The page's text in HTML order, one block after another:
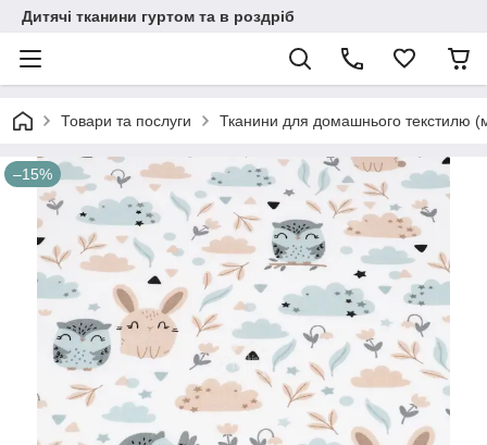
Дитячі тканини гуртом та в роздріб
Товари та послуги Тканини для домашнього текстилю
–15%